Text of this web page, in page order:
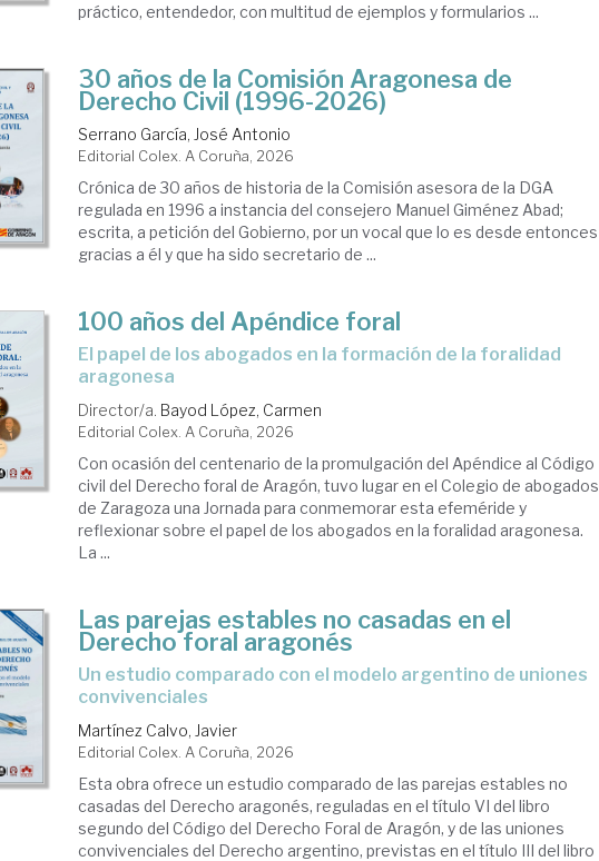
práctico, entendedor, con multitud de ejemplos y formularios ...
30 años de la Comisión Aragonesa de
Derecho Civil (1996-2026)
Serrano García, José Antonio
Editorial Colex. A Coruña, 2026
Crónica de 30 años de historia de la Comisión asesora de la DGA
regulada en 1996 a instancia del consejero Manuel Giménez Abad;
escrita, a petición del Gobierno, por un vocal que lo es desde entonces
gracias a él y que ha sido secretario de ...
100 años del Apéndice foral
El papel de los abogados en la formación de la foralidad
aragonesa
Director/a. Bayod López, Carmen
Editorial Colex. A Coruña, 2026
Con ocasión del centenario de la promulgación del Apéndice al Código
civil del Derecho foral de Aragón, tuvo lugar en el Colegio de abogados
de Zaragoza una Jornada para conmemorar esta efeméride y
reflexionar sobre el papel de los abogados en la foralidad aragonesa.
La ...
Las parejas estables no casadas en el
Derecho foral aragonés
Un estudio comparado con el modelo argentino de uniones
convivenciales
Martínez Calvo, Javier
Editorial Colex. A Coruña, 2026
Esta obra ofrece un estudio comparado de las parejas estables no
casadas del Derecho aragonés, reguladas en el título VI del libro
segundo del Código del Derecho Foral de Aragón, y de las uniones
convivenciales del Derecho argentino, previstas en el título III del libro